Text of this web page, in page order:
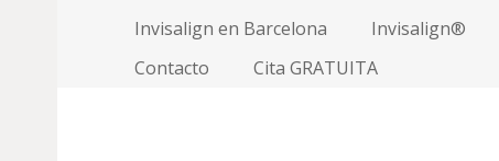
Invisalign en Barcelona Invisalign®
Contacto
Cita GRATUITA